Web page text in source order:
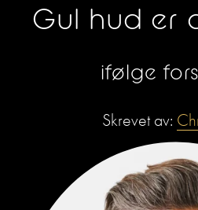
Gul hud er
ifølge
Skrevet av: